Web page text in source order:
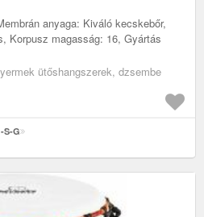
anyaga: Kiváló kecskebőr,
Korpusz magasság: 16, Gyártás
ütőshangszerek, dzsembe
S-G